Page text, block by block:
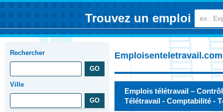
Trouvez un emploi
Rechercher
Ville
Emplois télétravail –
Télétravail - Comptabilité -